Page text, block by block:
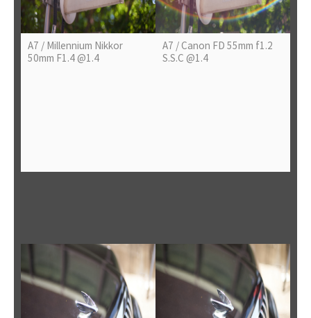
A7 / Millennium Nikkor
50mm F1.4 @1.4
A7 / Canon FD 55mm f1.2
S.S.C @1.4